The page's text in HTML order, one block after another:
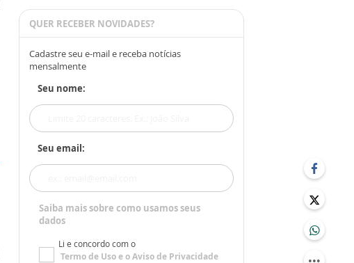
QUER RECEBER NOVIDADES?
Cadastre seu e-mail e receba notícias
mensalmente
Seu nome:
Seu email:
Saiba mais sobre como usamos seus
dados
Li e concordo com o
Termo de Usoe oAviso de Privacidade